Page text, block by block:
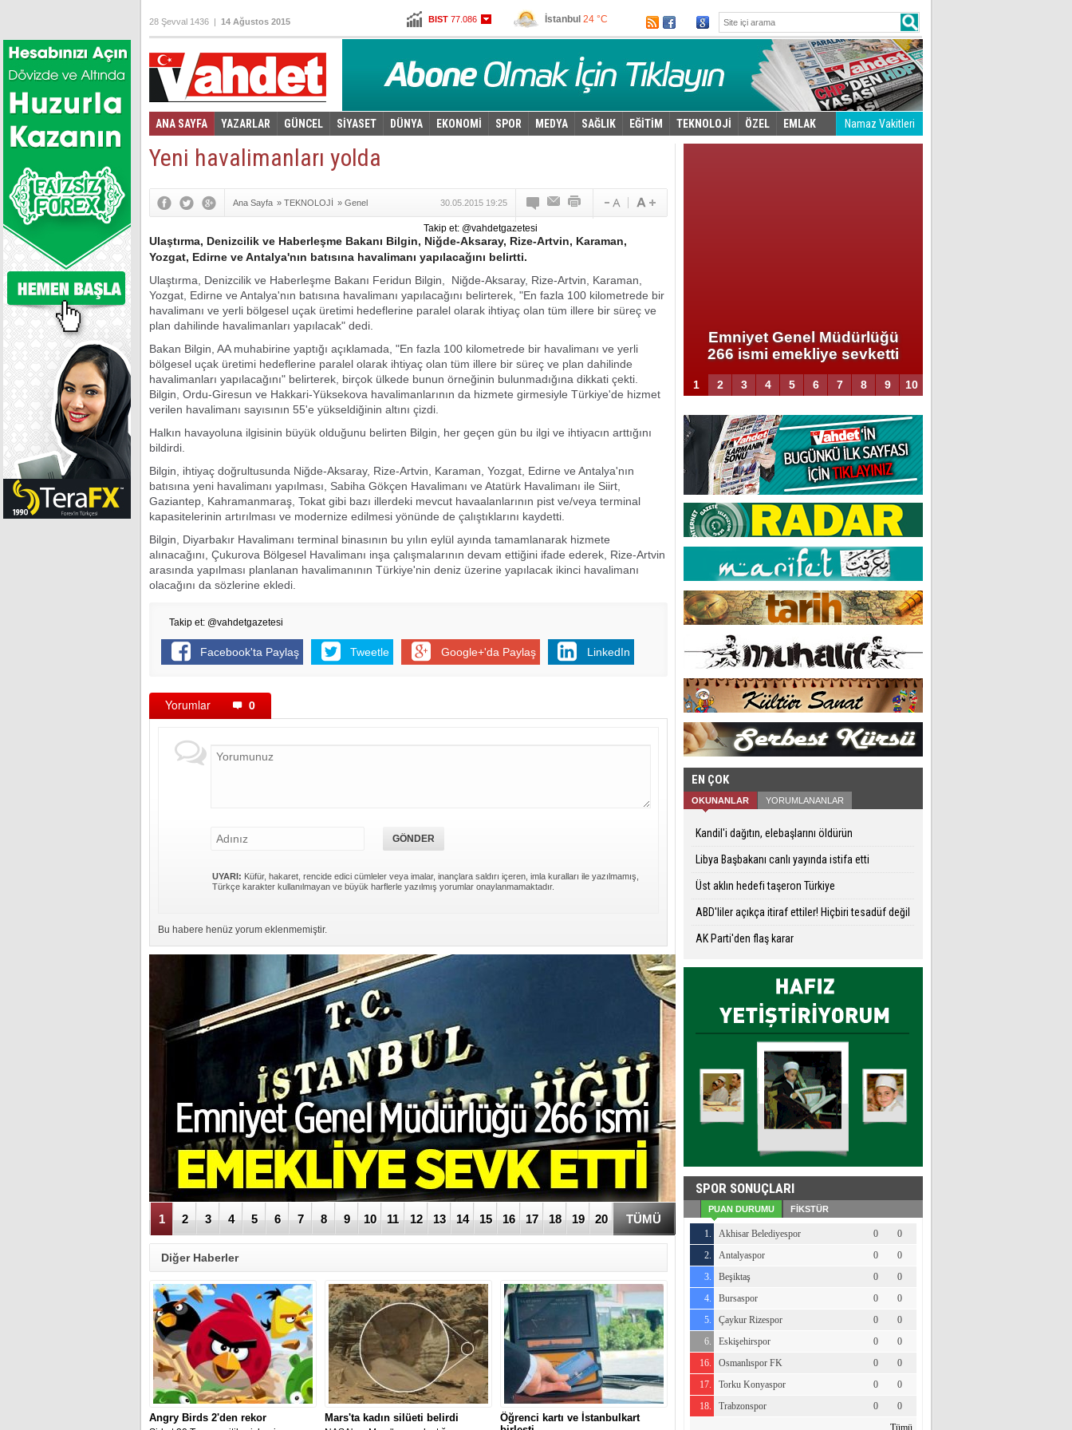
BIST 77.086
Altın101,211
Euro 3,1315
İstanbul 24 °C
Ankara17 °C
Namaz Vakitleri
28 Şevval 1436 | 14 Ağustos 2015
ANA SAYFA YAZARLAR GÜNCEL SİYASET DÜNYA EKONOMİ SPOR MEDYA SAĞLIK EĞİTİM TEKNOLOJİ ÖZEL EMLAK
Foto Galeri Video Galeri
Yeni havalimanları yolda
Ana Sayfa » TEKNOLOJİ » Genel 30.05.2015 19:25
Ulaştırma, Denizcilik ve Haberleşme Bakanı Bilgin, Niğde-Aksaray, Rize-Artvin, Karaman,
Yozgat, Edirne ve Antalya'nın batısına havalimanı yapılacağını belirtti.
Ulaştırma, Denizcilik ve Haberleşme Bakanı Feridun Bilgin, Niğde-Aksaray, Rize-Artvin, Karaman,
Yozgat, Edirne ve Antalya'nın batısına havalimanı yapılacağını belirterek, "En fazla 100 kilometrede bir
havalimanı ve yerli bölgesel uçak üretimi hedeflerine paralel olarak ihtiyaç olan tüm illere bir süreç ve
plan dahilinde havalimanları yapılacak" dedi.
Bakan Bilgin, AA muhabirine yaptığı açıklamada, "En fazla 100 kilometrede bir havalimanı ve yerli
bölgesel uçak üretimi hedeflerine paralel olarak ihtiyaç olan tüm illere bir süreç ve plan dahilinde
havalimanları yapılacağını" belirterek, birçok ülkede bunun örneğinin bulunmadığına dikkati çekti.
Bilgin, Ordu-Giresun ve Hakkari-Yüksekova havalimanlarının da hizmete girmesiyle Türkiye'de hizmet
verilen havalimanı sayısının 55'e yükseldiğinin altını çizdi.
Halkın havayoluna ilgisinin büyük olduğunu belirten Bilgin, her geçen gün bu ilgi ve ihtiyacın arttığını
bildirdi.
Bilgin, ihtiyaç doğrultusunda Niğde-Aksaray, Rize-Artvin, Karaman, Yozgat, Edirne ve Antalya'nın
batısına yeni havalimanı yapılması, Sabiha Gökçen Havalimanı ve Atatürk Havalimanı ile Siirt,
Gaziantep, Kahramanmaraş, Tokat gibi bazı illerdeki mevcut havaalanlarının pist ve/veya terminal
kapasitelerinin artırılması ve modernize edilmesi yönünde de çalıştıklarını kaydetti.
Bilgin, Diyarbakır Havalimanı terminal binasının bu yılın eylül ayında tamamlanarak hizmete
alınacağını, Çukurova Bölgesel Havalimanı inşa çalışmalarının devam ettiğini ifade ederek, Rize-Artvin
arasında yapılması planlanan havalimanının Türkiye'nin deniz üzerine yapılacak ikinci havalimanı
olacağını da sözlerine ekledi.
Takip et: @vahdetgazetesi
Facebook'ta Paylaş Tweetle Google+'da Paylaş LinkedIn
Yorumlar 0
UYARI: Küfür, hakaret, rencide edici cümleler veya imalar, inançlara saldırı içeren, imla kuralları ile yazılmamış,
Türkçe karakter kullanılmayan ve büyük harflerle yazılmış yorumlar onaylanmamaktadır.
Bu habere henüz yorum eklenmemiştir.
1 2 3 4 5 6 7 8 9 10 11 12 13 14 15 16 17 18 19 20 TÜMÜ
Diğer Haberler
Angry Birds 2'den rekor Mars'ta kadın silüeti belirdi
Öğrenci kartı ve İstanbulkart
Emniyet Genel Müdürlüğü
266 ismi emekliye sevketti
1 2 3 4 5 6 7 8 9 10
EN ÇOK
OKUNANLAR YORUMLANANLAR
Kandil'i dağıtın, elebaşlarını öldürün
Libya Başbakanı canlı yayında istifa etti
Üst aklın hedefi taşeron Türkiye
ABD'liler açıkça itiraf ettiler! Hiçbiri tesadüf değil
AK Parti'den flaş karar
SPOR SONUÇLARI
PUAN DURUMU FİKSTÜR
1. Akhisar Belediyespor 0 0
0
2. Antalyaspor 0 0
0
3. Beşiktaş 0 0
0
4. Bursaspor 0 0
0
5. Çaykur Rizespor 0 0
0
6. Eskişehirspor 0 0
0
16. Osmanlıspor FK 0 0
0
17. Torku Konyaspor 0 0
0
18. Trabzonspor 0 0
Tümü
Takip et: @vahdetgazetesi